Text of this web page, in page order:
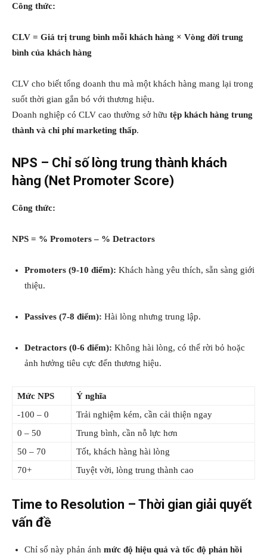
Công thức:
CLV = Giá trị trung bình mỗi khách hàng × Vòng đời trung
bình của khách hàng
CLV cho biết tổng doanh thu mà một khách hàng mang lại trong
suốt thời gian gắn bó với thương hiệu.
Doanh nghiệp có CLV cao thường sở hữu tệp khách hàng trung
thành và chi phí marketing thấp.
NPS – Chỉ số lòng trung thành khách
hàng (Net Promoter Score)
Công thức:
NPS = % Promoters – % Detractors
Promoters (9-10 điểm): Khách hàng yêu thích, sẵn sàng giới
thiệu.
Passives (7-8 điểm): Hài lòng nhưng trung lập.
Detractors (0-6 điểm): Không hài lòng, có thể rời bỏ hoặc
ảnh hưởng tiêu cực đến thương hiệu.
Mức NPS
Ý nghĩa
-100 – 0
Trải nghiệm kém, cần cải thiện ngay
0 – 50
Trung bình, cần nỗ lực hơn
50 – 70
Tốt, khách hàng hài lòng
70+
Tuyệt vời, lòng trung thành cao
Time to Resolution – Thời gian giải quyết
vấn đề
Chỉ số này phản ánh mức độ hiệu quả và tốc độ phản hồi